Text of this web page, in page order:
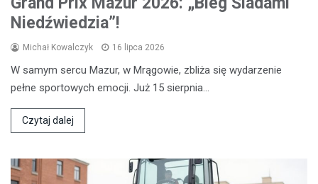
Niedźwiedzia”!
Michał Kowalczyk 16 lipca 2026
W samym sercu Mazur, w Mrągowie, zbliża się wydarzenie
pełne sportowych emocji. Już 15 sierpnia…
Czytaj dalej